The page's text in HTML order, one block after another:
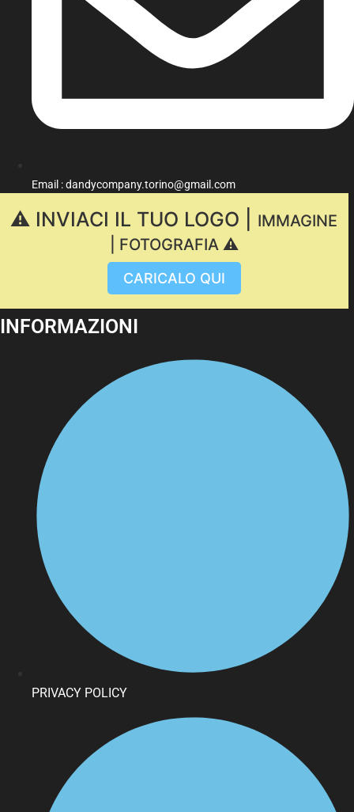
Email : dandycompany.torino@gmail.com
⚠️ INVIACI IL TUO LOGO |
IMMAGINE
| FOTOGRAFIA ⚠️
CARICALO QUI
INFORMAZIONI
PRIVACY POLICY